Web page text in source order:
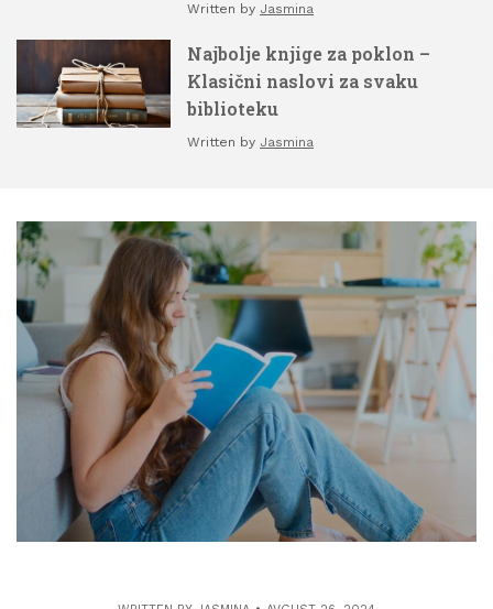
Written by Jasmina
Najbolje knjige za poklon –
Klasični naslovi za svaku
biblioteku
Written by Jasmina